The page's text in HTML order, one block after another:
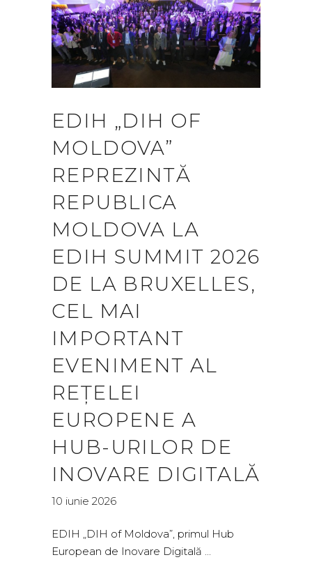
EDIH „DIH OF
MOLDOVA”
REPREZINTĂ
REPUBLICA
MOLDOVA LA
EDIH SUMMIT 2026
DE LA BRUXELLES,
CEL MAI
IMPORTANT
EVENIMENT AL
REȚELEI
EUROPENE A
HUB-URILOR DE
INOVARE DIGITALĂ
10 iunie 2026
EDIH „DIH of Moldova”, primul Hub
European de Inovare Digitală